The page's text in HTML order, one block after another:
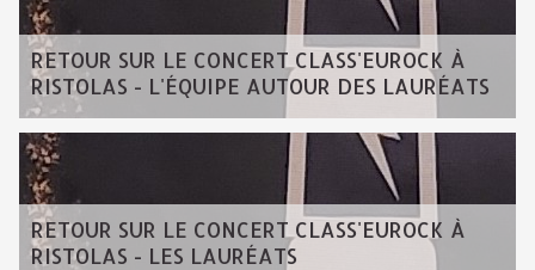
RETOUR SUR LE CONCERT CLASS'EUROCK À
RISTOLAS - L'ÉQUIPE AUTOUR DES LAURÉATS
RETOUR SUR LE CONCERT CLASS'EUROCK À
RISTOLAS - LES LAURÉATS